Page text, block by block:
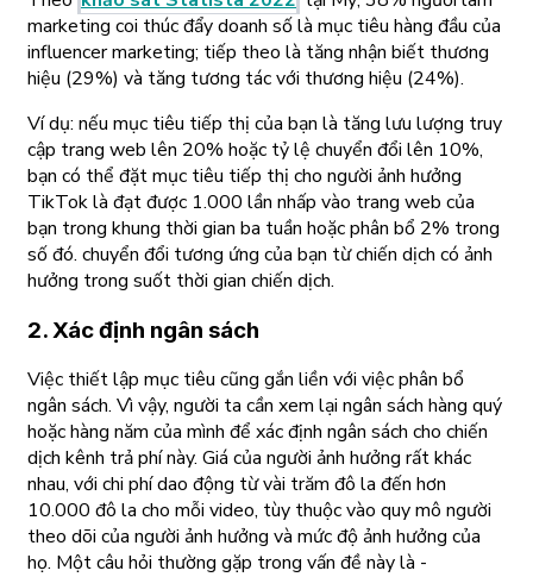
marketing coi thúc đẩy doanh số là mục tiêu hàng đầu của
influencer marketing; tiếp theo là tăng nhận biết thương
hiệu (29%) và tăng tương tác với thương hiệu (24%).
Ví dụ: nếu mục tiêu tiếp thị của bạn là tăng lưu lượng truy
cập trang web lên 20% hoặc tỷ lệ chuyển đổi lên 10%,
bạn có thể đặt mục tiêu tiếp thị cho người ảnh hưởng
TikTok là đạt được 1.000 lần nhấp vào trang web của
bạn trong khung thời gian ba tuần hoặc phân bổ 2% trong
số đó. chuyển đổi tương ứng của bạn từ chiến dịch có ảnh
hưởng trong suốt thời gian chiến dịch.
2. Xác định ngân sách
Việc thiết lập mục tiêu cũng gắn liền với việc phân bổ
ngân sách. Vì vậy, người ta cần xem lại ngân sách hàng quý
hoặc hàng năm của mình để xác định ngân sách cho chiến
dịch kênh trả phí này. Giá của người ảnh hưởng rất khác
nhau, với chi phí dao động từ vài trăm đô la đến hơn
10.000 đô la cho mỗi video, tùy thuộc vào quy mô người
theo dõi của người ảnh hưởng và mức độ ảnh hưởng của
họ. Một câu hỏi thường gặp trong vấn đề này là -